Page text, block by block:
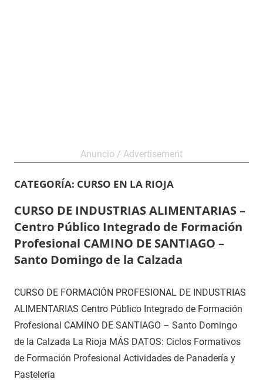
CATEGORÍA: CURSO EN LA RIOJA
CURSO DE INDUSTRIAS ALIMENTARIAS –
Centro Público Integrado de Formación
Profesional CAMINO DE SANTIAGO –
Santo Domingo de la Calzada
CURSO DE FORMACIÓN PROFESIONAL DE INDUSTRIAS
ALIMENTARIAS Centro Público Integrado de Formación
Profesional CAMINO DE SANTIAGO – Santo Domingo
de la Calzada La Rioja MÁS DATOS: Ciclos Formativos
de Formación Profesional Actividades de Panadería y
Pastelería